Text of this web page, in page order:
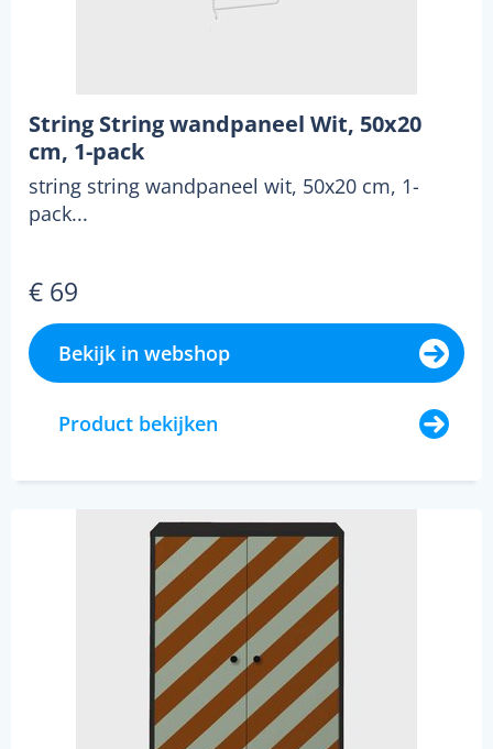
String String wandpaneel Wit, 50x20
cm, 1-pack
string string wandpaneel wit, 50x20 cm, 1-
pack...
€ 69
Bekijk in webshop
Product bekijken